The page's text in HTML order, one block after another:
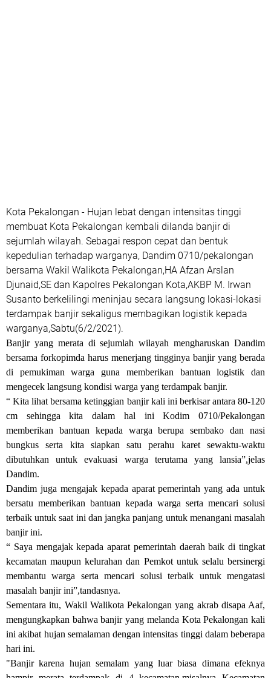
Kota Pekalongan - Hujan lebat dengan intensitas tinggi
membuat Kota Pekalongan kembali dilanda banjir di
sejumlah wilayah. Sebagai respon cepat dan bentuk
kepedulian terhadap warganya, Dandim 0710/pekalongan
bersama Wakil Walikota Pekalongan,HA Afzan Arslan
Djunaid,SE dan Kapolres Pekalongan Kota,AKBP M. Irwan
Susanto berkelilingi meninjau secara langsung lokasi-lokasi
terdampak banjir sekaligus membagikan logistik kepada
warganya,Sabtu(6/2/2021).
Banjir yang merata di sejumlah wilayah mengharuskan Dandim
bersama forkopimda harus menerjang tingginya banjir yang berada
di pemukiman warga guna memberikan bantuan logistik dan
mengecek langsung kondisi warga yang terdampak banjir.
“ Kita lihat bersama ketinggian banjir kali ini berkisar antara 80-120
cm sehingga kita dalam hal ini Kodim 0710/Pekalongan
memberikan bantuan kepada warga berupa sembako dan nasi
bungkus serta kita siapkan satu perahu karet sewaktu-waktu
dibutuhkan untuk evakuasi warga terutama yang lansia”,jelas
Dandim.
Dandim juga mengajak kepada aparat pemerintah yang ada untuk
bersatu memberikan bantuan kepada warga serta mencari solusi
terbaik untuk saat ini dan jangka panjang untuk menangani masalah
banjir ini.
“ Saya mengajak kepada aparat pemerintah daerah baik di tingkat
kecamatan maupun kelurahan dan Pemkot untuk selalu bersinergi
membantu warga serta mencari solusi terbaik untuk mengatasi
masalah banjir ini”,tandasnya.
Sementara itu, Wakil Walikota Pekalongan yang akrab disapa Aaf,
mengungkapkan bahwa banjir yang melanda Kota Pekalongan kali
ini akibat hujan semalaman dengan intensitas tinggi dalam beberapa
hari ini.
"Banjir karena hujan semalam yang luar biasa dimana efeknya